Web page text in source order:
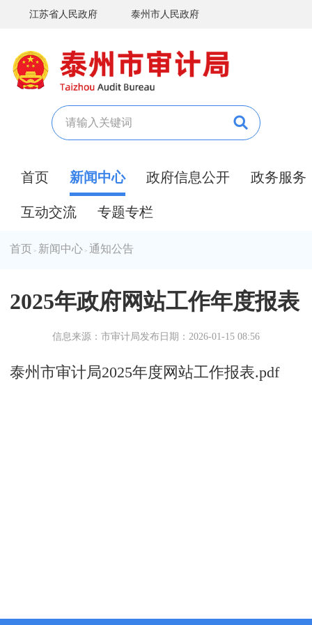
江苏省人民政府 泰州市人民政府
首页 新闻中心 政府信息公开 政务服务
互动交流 专题专栏
首页 > 新闻中心 > 通知公告
2025年政府网站工作年度报表
信息来源：市审计局发布日期：2026-01-15 08:56
泰州市审计局2025年度网站工作报表.pdf